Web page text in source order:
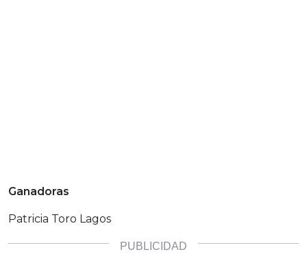
Ganadoras
Patricia Toro Lagos